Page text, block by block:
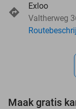
Exloo
Valtherweg